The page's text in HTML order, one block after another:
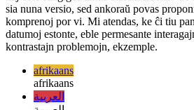
Perspektivo por "CSS
Kiel menciite, la funkcio estas nuntempe
kaj eble ŝanĝiĝos antaŭ stabila eldono. Ĝi
sia nuna versio, sed ankoraŭ povas
komprenoj por vi. Mi atendas, ke ĉi tiu
datumoj estonte, eble permesante
kontrastajn problemojn, ekzemple.